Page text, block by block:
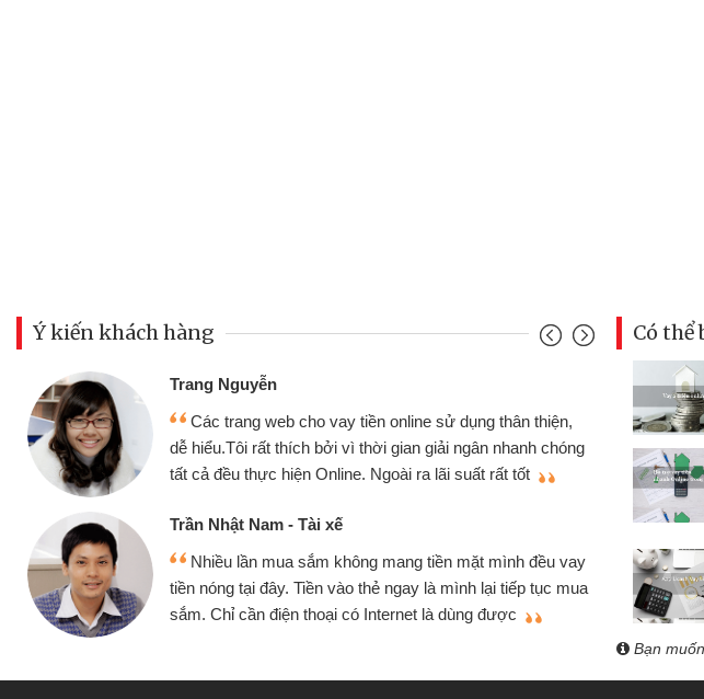
Ý kiến khách hàng
thân thiện,
chóng
tốt
đều vay
tiếp tục mua
Đoàn Hữu Cảnh
Mình cần tiền gấp nên định cầm cố chiếc xe wave
nhưng thật may đã có gói vay tiền bằng CMND online
không cần gặp mặt nên rất tiện lợi, sẽ giới thiệu cho bạn
Tôi kinh doanh buôn bán nhỏ lẻ nhiều lúc cần vốn nhập
hàng, nhờ biết đến website qua bạn bè giới thiệu tôi đã giải
quyết được công việc của mình nhanh chóng
Có thể
Bạn